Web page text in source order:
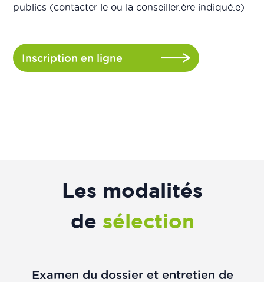
publics (contacter le ou la conseiller.ère indiqué.e)
Inscription en ligne
Les modalités
de sélection
Examen du dossier et entretien de